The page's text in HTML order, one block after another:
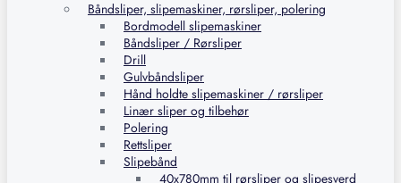
Båndsliper, slipemaskiner, rørsliper, polering
Bordmodell slipemaskiner
Båndsliper / Rørsliper
Drill
Gulvbåndsliper
Hånd holdte slipemaskiner / rørsliper
Linær sliper og tilbehør
Polering
Rettsliper
Slipebånd
40x780mm til rørsliper og slipesverd